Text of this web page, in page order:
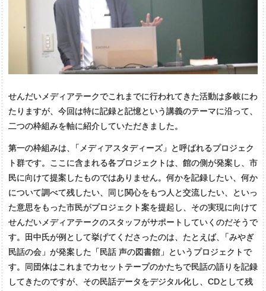
せんだいメディアテークでこれまでに行われてきた活動は多岐にわ
たりますが、今回は特に記録と記憶という講義のテーマに沿って、
二つの枠組みを軸に紹介していただきました。
第一の枠組みは、
「メディアスタディーズ」と呼ばれるプロジェク
ト群です。ここに含まれる各プロジェクトは、館の側が発案し、市
民に向けて提案したものではありません。何かを記録したい、何か
について調べて残したい、同じ関心をもつ人と交流したい、といっ
た意思をもった市民がプロジェクト案を提起し、その実現に向けて
せんだいメディアテークのスタッフがサポートしていくのだそうで
す。田中氏が例として挙げてくださったのは、たとえば、
「みやぎ
民話の会」が発案した「民話 声の図書館」というプロジェクトで
す。同団体はこれまでカセットテープのかたちで民話の語りを記録
してきたのですが、その民話データをデジタル化し、CDとして残